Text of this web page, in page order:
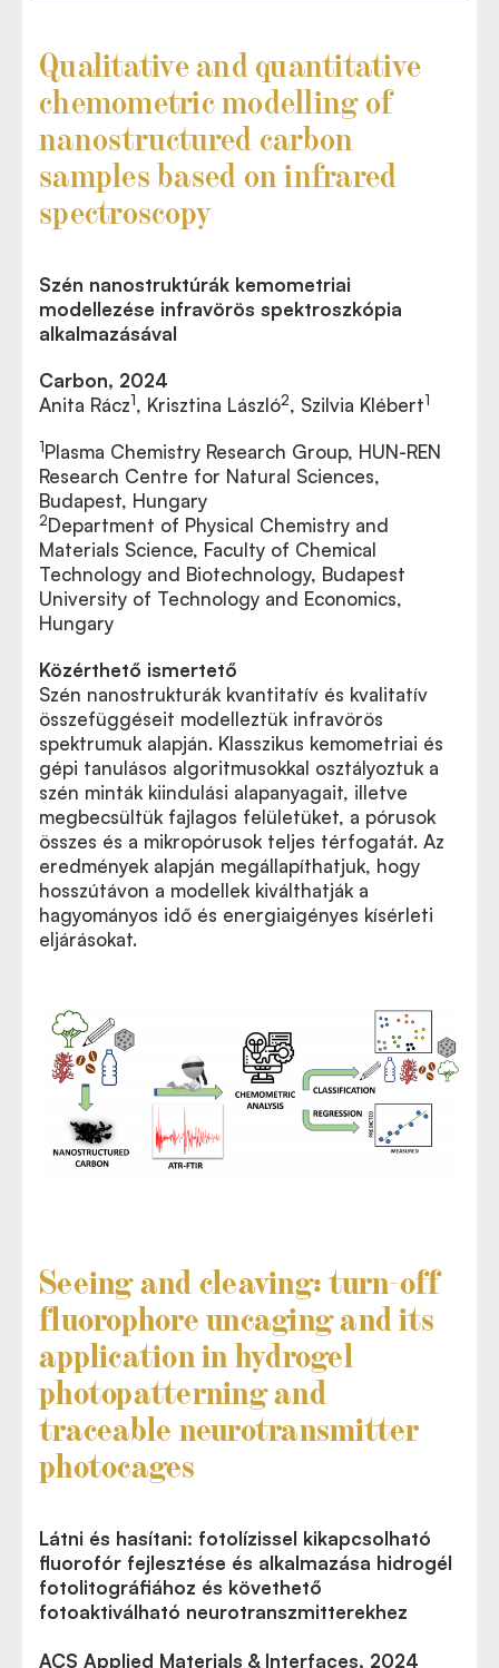
Qualitative and quantitative
chemometric modelling of
nanostructured carbon
samples based on infrared
spectroscopy
Szén nanostruktúrák kemometriai
modellezése infravörös spektroszkópia
alkalmazásával
Carbon, 2024
Anita Rácz1, Krisztina László2, Szilvia Klébert1
1Plasma Chemistry Research Group, HUN-REN
Research Centre for Natural Sciences,
Budapest, Hungary
2Department of Physical Chemistry and
Materials Science, Faculty of Chemical
Technology and Biotechnology, Budapest
University of Technology and Economics,
Hungary
Közérthető ismertető
Szén nanostrukturák kvantitatív és kvalitatív
összefüggéseit modelleztük infravörös
spektrumuk alapján. Klasszikus kemometriai és
gépi tanulásos algoritmusokkal osztályoztuk a
szén minták kiindulási alapanyagait, illetve
megbecsültük fajlagos felületüket, a pórusok
összes és a mikropórusok teljes térfogatát. Az
eredmények alapján megállapíthatjuk, hogy
hosszútávon a modellek kiválthatják a
hagyományos idő és energiaigényes kísérleti
eljárásokat.
Seeing and cleaving: turn-off
fluorophore uncaging and its
application in hydrogel
photopatterning and
traceable neurotransmitter
photocages
Látni és hasítani: fotolízissel kikapcsolható
fluorofór fejlesztése és alkalmazása hidrogél
fotolitográfiához és követhető
fotoaktiválható neurotranszmitterekhez
ACS Applied Materials & Interfaces, 2024